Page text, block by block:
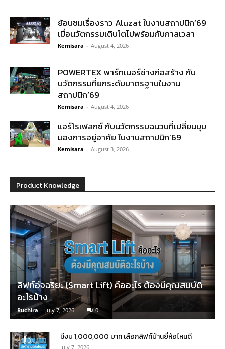
ย้อนชมเรื่องราว Aluzat ในงานสถาปนิก’69
เมื่อนวัตกรรมเติบโตไปพร้อมกับกาลเวลา
Kemisara - August 4, 2026
POWERTEX พาร์ทเนอร์ช่างก่อสร้าง กับ
นวัตกรรมที่ยกระดับมาตรฐานในงาน
สถาปนิก’69
Kemisara - August 4, 2026
แอร์โรเฟลกซ์ กับนวัตกรรมฉนวนที่เปลี่ยนมุม
มองการอยู่อาศัย ในงานสถาปนิก’69
Kemisara - August 3, 2026
Product Knowledge
ลิฟท์อัจฉริยะ (Smart Lift) คืออะไร ต้องมีคุณสมบัติ
อะไรบ้าง
Ruchira - July 7, 2026 0
มีงบ 1,000,000 บาท เลือกลิฟท์บ้านยี่ห้อไหนดี
July 7, 2026